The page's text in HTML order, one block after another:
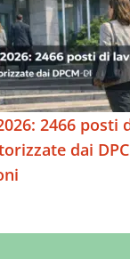
2466 posti
dai